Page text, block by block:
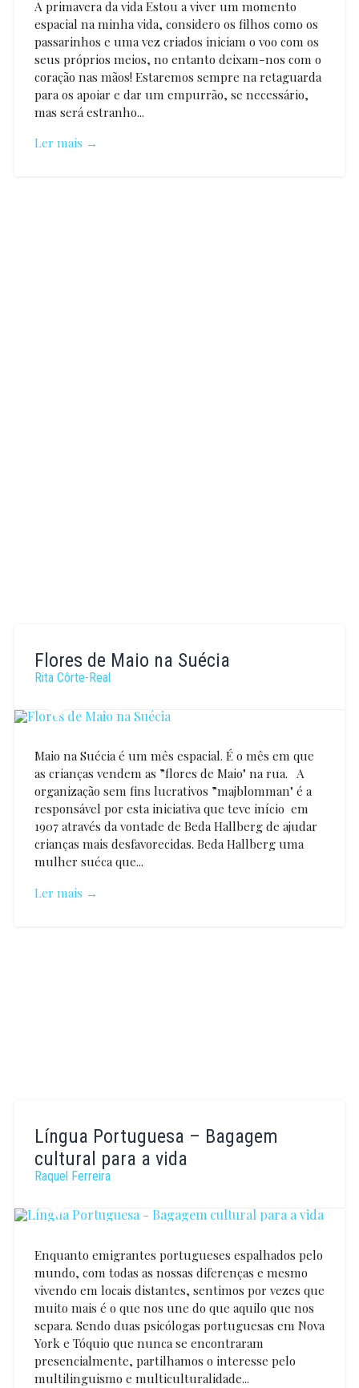
A primavera da vida Estou a viver um momento
espacial na minha vida, considero os filhos como os
passarinhos e uma vez criados iniciam o voo com os
seus próprios meios, no entanto deixam-nos com o
coração nas mãos! Estaremos sempre na retaguarda
para os apoiar e dar um empurrão, se necessário,
mas será estranho...
Ler mais →
Flores de Maio na Suécia
Rita Côrte-Real
Maio na Suécia é um mês espacial. É o mês em que
as crianças vendem as ”flores de Maio" na rua. A
organização sem fins lucrativos ”majblomman" é a
responsável por esta iniciativa que teve início em
1907 através da vontade de Beda Hallberg de ajudar
crianças mais desfavorecidas. Beda Hallberg uma
mulher suéca que...
Ler mais →
Língua Portuguesa – Bagagem
cultural para a vida
Raquel Ferreira
Enquanto emigrantes portugueses espalhados pelo
mundo, com todas as nossas diferenças e mesmo
vivendo em locais distantes, sentimos por vezes que
muito mais é o que nos une do que aquilo que nos
separa. Sendo duas psicólogas portuguesas em Nova
York e Tóquio que nunca se encontraram
presencialmente, partilhamos o interesse pelo
multilinguismo e multiculturalidade...